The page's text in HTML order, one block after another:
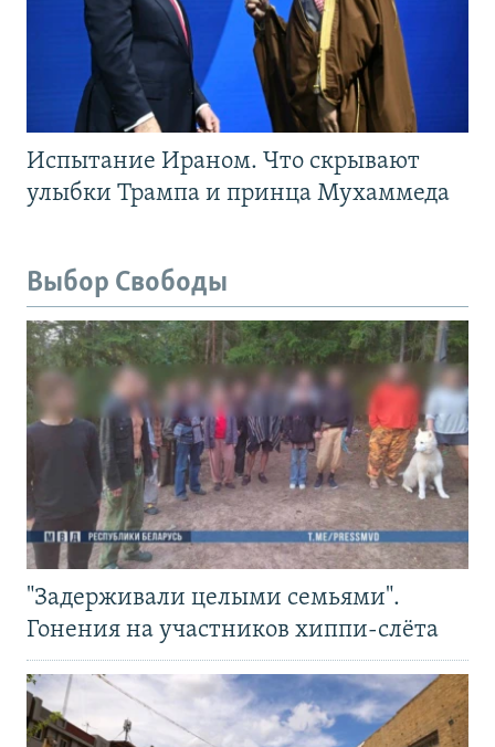
Испытание Ираном. Что скрывают
улыбки Трампа и принца Мухаммеда
Выбор Свободы
"Задерживали целыми семьями".
Гонения на участников хиппи-слёта